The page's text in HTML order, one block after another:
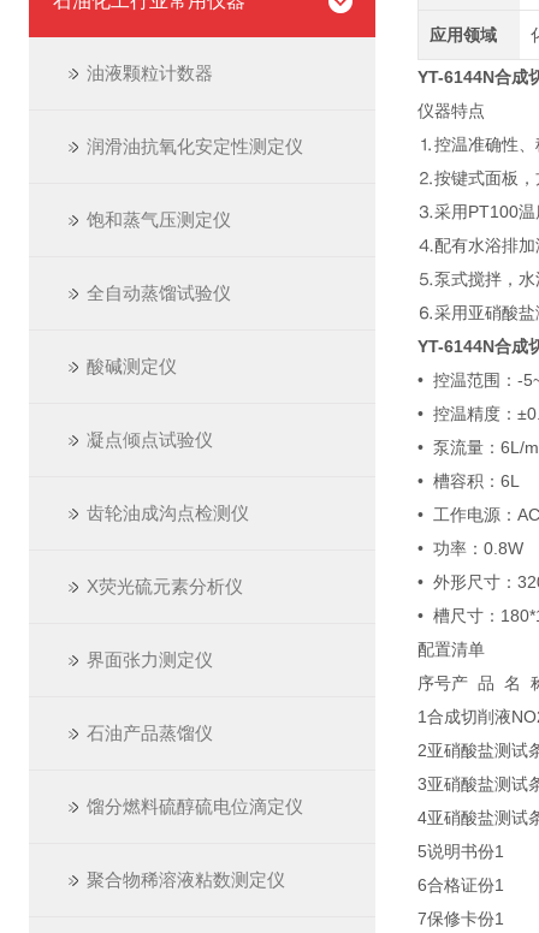
油液颗粒计数器
润滑油抗氧化安定性测定仪
饱和蒸气压测定仪
全自动蒸馏试验仪
酸碱测定仪
凝点倾点试验仪
齿轮油成沟点检测仪
X荧光硫元素分析仪
界面张力测定仪
石油产品蒸馏仪
馏分燃料硫醇硫电位滴定仪
聚合物稀溶液粘数测定仪
应用领域
YT-6144N合成
仪器特点
⒈控温准确性、
⒉按键式面板，
⒊采用PT100温
⒋配有水浴排加
⒌泵式搅拌，水
⒍采用亚硝酸盐
YT-6144N合成
• 控温范围：-
• 控温精度：
• 泵流量：6L/
• 槽容积：6L
• 工作电源：
• 功率：0.8W
• 外形尺寸：
• 槽尺寸：
配置清单
序号产 品 名
1合成切削液
2亚硝酸盐测试
3亚硝酸盐测试
4亚硝酸盐测试
5说明书份1
6合格证份1
7保修卡份1